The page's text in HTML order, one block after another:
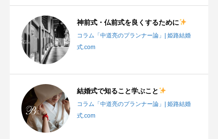
神前式・仏前式を良くするために
コラム「中道亮のプランナー論」| 姫路結婚
式.com
結婚式で知ること学ぶこと
コラム「中道亮のプランナー論」| 姫路結婚
式.com